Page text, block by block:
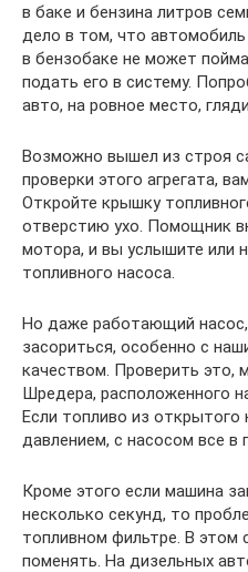
в баке и бензина литров
дело в том, что
в бензобаке не может
подать его в систему.
авто, на ровное место,
Возможно вышел из строя
проверки этого агрегата,
Откройте крышку
отверстию ухо. Помощник
мотора, и вы услышите или
топливного насоса.
Но даже работающий насос,
засориться, особенно с
качеством. Проверить это,
Шредера, расположенного
Если топливо из
давлением, с насосом все в
Кроме этого если машина
несколько секунд, то
топливном фильтре. В этом
поменять. На дизельных